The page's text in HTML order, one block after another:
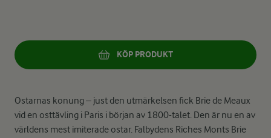
KÖP PRODUKT
Ostarnas konung – just den utmärkelsen fick Brie de Meaux
vid en osttävling i Paris i början av 1800-talet. Den är nu en av
världens mest imiterade ostar. Falbydens Riches Monts Brie